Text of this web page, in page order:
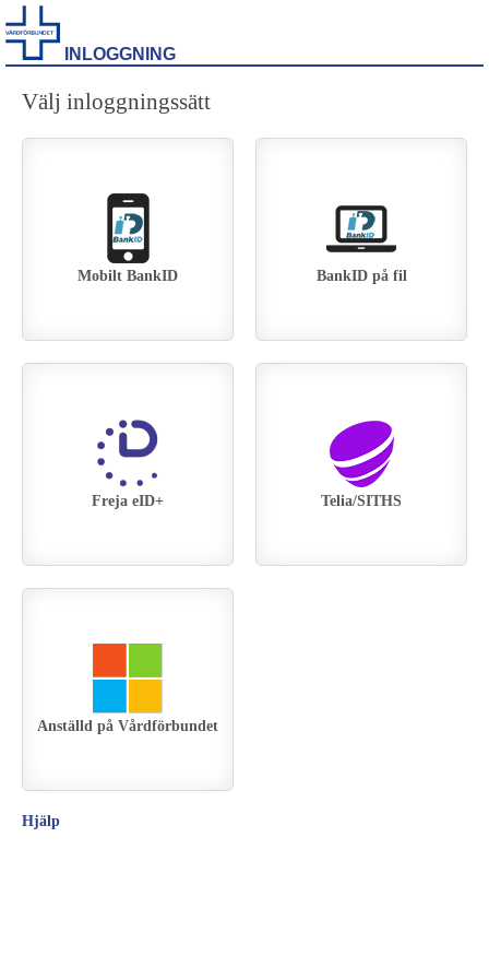
INLOGGNING
Välj inloggningssätt
Mobilt BankID BankID på fil
Telia/SITHS
Anställd på Vårdförbundet
Freja eID+
Hjälp